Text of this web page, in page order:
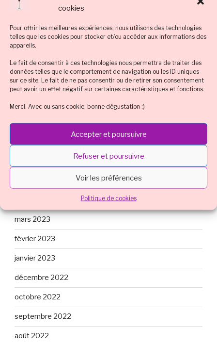
cookies
Pour offrir les meilleures expériences, nous utilisons des technologies
telles que les cookies pour stocker et/ou accéder aux informations des
appareils.
Le fait de consentir à ces technologies nous permettra de traiter des
données telles que le comportement de navigation ou les ID uniques
sur ce site. Le fait de ne pas consentir ou de retirer son consentement
peut avoir un effet négatif sur certaines caractéristiques et fonctions.
Merci. Avec ou sans cookie, bonne dégustation :)
Accepter et poursuivre
Refuser et poursuivre
Voir les préférences
Politique de cookies
Technique et tuto
Tradition : cocktail classique connu
Vodka, vodka noire, vodka rouge
vodka rouge Whisky
mars 2024
mars 2023
février 2023
janvier 2023
décembre 2022
octobre 2022
septembre 2022
août 2022